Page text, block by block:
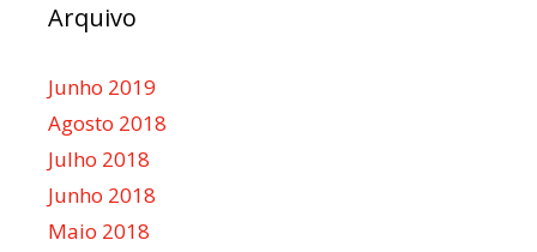
Arquivo
Junho 2019
Agosto 2018
Julho 2018
Junho 2018
Maio 2018